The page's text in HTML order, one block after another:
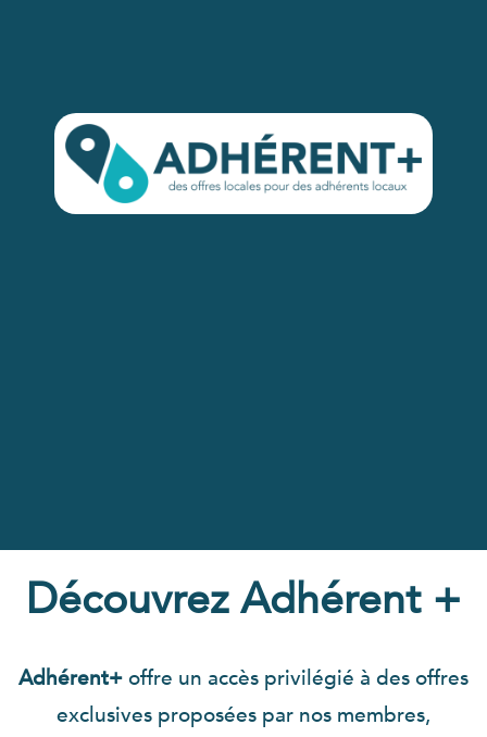
Découvrez Adhérent +
Adhérent+offre un accès privilégié à des offres
exclusives proposées par nos membres,